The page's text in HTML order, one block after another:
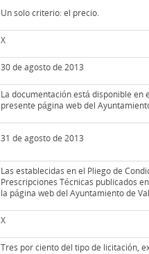
Un solo criterio: el precio.
X
30 de agosto de 2013
La documentación está disponible en
presente página web del
31 de agosto de 2013
Las establecidas en el Pliego de
Prescripciones Técnicas publicados
la página web del Ayuntamiento de
X
Tres por ciento del tipo de licitación,